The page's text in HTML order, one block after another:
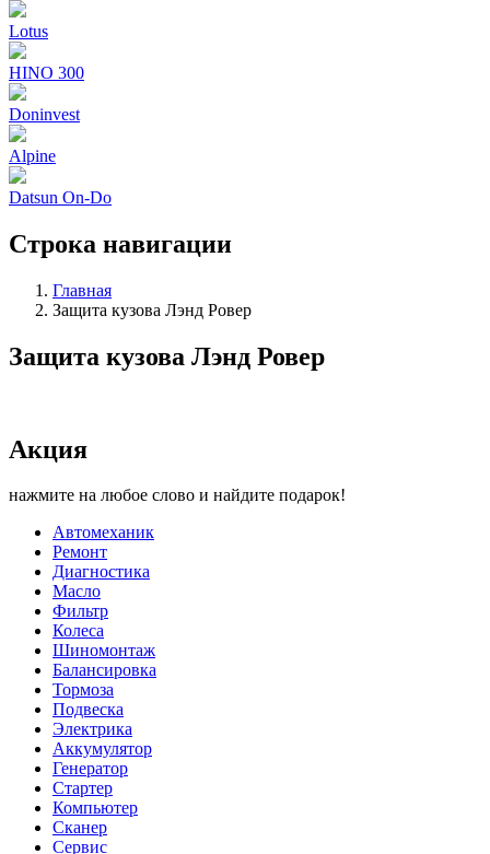
Lotus
HINO 300
Doninvest
Alpine
Datsun On-Do
Строка навигации
Главная
Защита кузова Лэнд Ровер
Защита кузова Лэнд Ровер
Акция
нажмите на любое слово и найдите подарок!
Автомеханик
Ремонт
Диагностика
Масло
Фильтр
Колеса
Шиномонтаж
Балансировка
Тормоза
Подвеска
Электрика
Аккумулятор
Генератор
Стартер
Компьютер
Сканер
Сервис